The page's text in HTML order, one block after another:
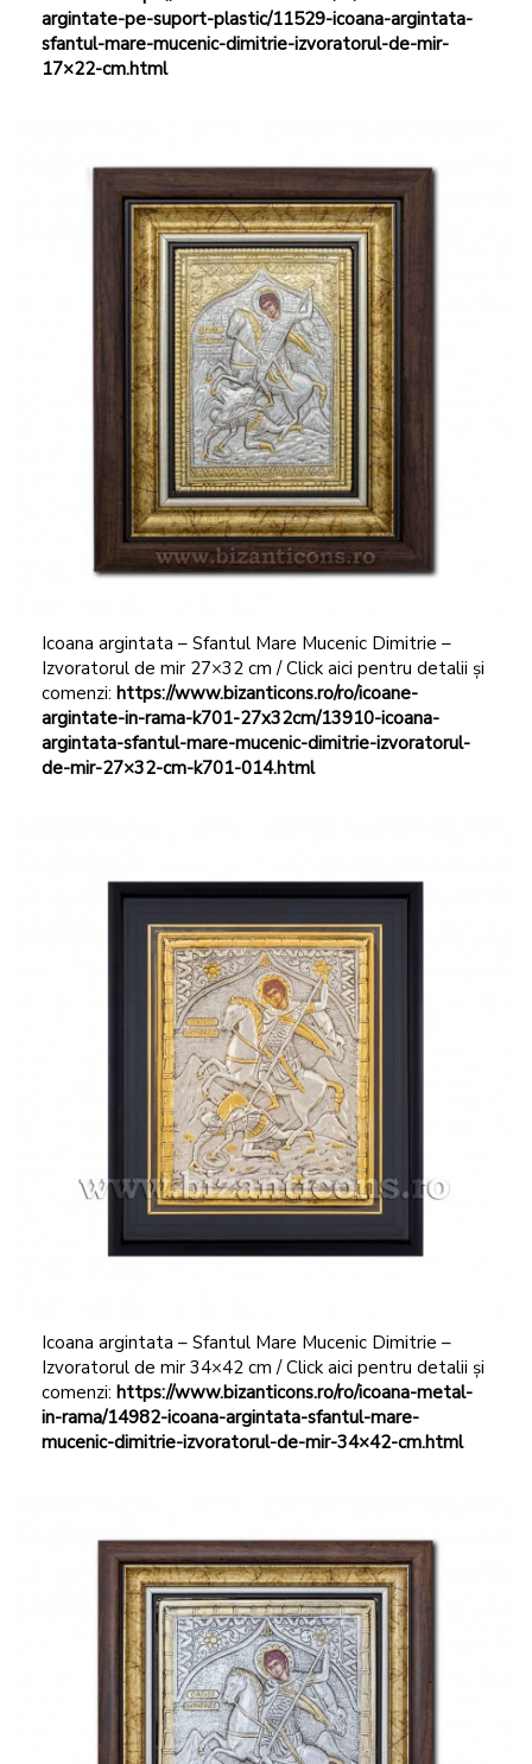
argintate-pe-suport-plastic/11529-icoana-argintata-
sfantul-mare-mucenic-dimitrie-izvoratorul-de-mir-
17×22-cm.html
Icoana argintata – Sfantul Mare Mucenic Dimitrie –
Izvoratorul de mir 27×32 cm / Click aici pentru detalii și
comenzi: https://www.bizanticons.ro/ro/icoane-
argintate-in-rama-k701-27x32cm/13910-icoana-
argintata-sfantul-mare-mucenic-dimitrie-izvoratorul-
de-mir-27×32-cm-k701-014.html
Icoana argintata – Sfantul Mare Mucenic Dimitrie –
Izvoratorul de mir 34×42 cm / Click aici pentru detalii și
comenzi: https://www.bizanticons.ro/ro/icoana-metal-
in-rama/14982-icoana-argintata-sfantul-mare-
mucenic-dimitrie-izvoratorul-de-mir-34×42-cm.html